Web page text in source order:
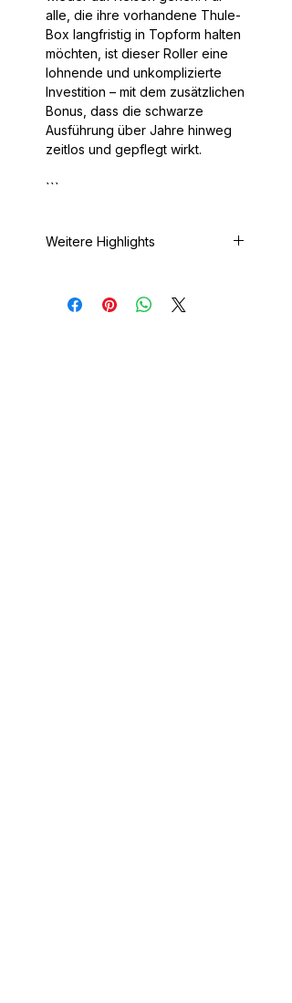
alle, die ihre vorhandene Thule-
Box langfristig in Topform halten
möchten, ist dieser Roller eine
lohnende und unkomplizierte
Investition – mit dem zusätzlichen
Bonus, dass die schwarze
Ausführung über Jahre hinweg
zeitlos und gepflegt wirkt.
```
Weitere Highlights
sichern Nur mit Thule Side
Profile zu kombinieren